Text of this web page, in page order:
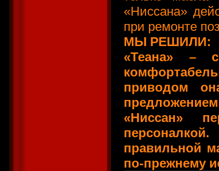
«Ниссана»
при ремонте
МЫ РЕШИЛИ:
«Теана» –
приводом
«Ниссан»
правильной
по-прежнему